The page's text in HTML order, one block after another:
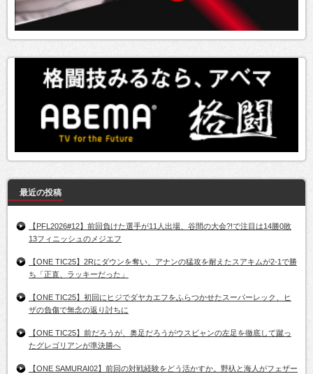
最近の投稿
【PFL2026#12】前回負けた選手が11人出場、谷間の大会?!で注目は14勝0敗
13フィニッシュのメジエフ
【ONE TIC25】2Rにダウンを奪い、アナンの猛攻を耐えたスアキムが2-1で勝
ち「正直、ラッキーだった」
【ONE TIC25】初回にヒジでダヤカエフをふらつかせたスーパーレック、ヒ
ザの負傷で無念の返り討ちに
【ONE TIC25】前だろうが、奥足だろうがウスビャンの左足を徹底して蹴っ
たグレゴリアンが準決勝へ
【ONE SAMURAI02】前回の対戦経験をどう活かすか。野杁と海人がフェザー